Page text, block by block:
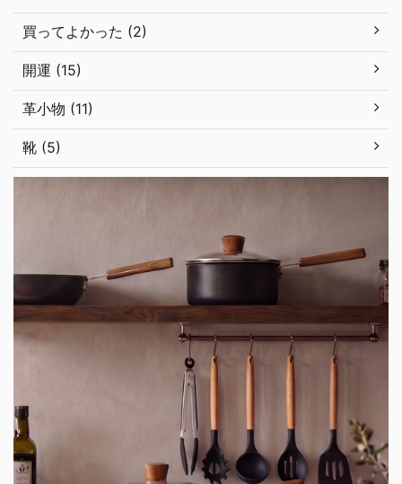
買ってよかった (2)
開運 (15)
革小物 (11)
靴 (5)